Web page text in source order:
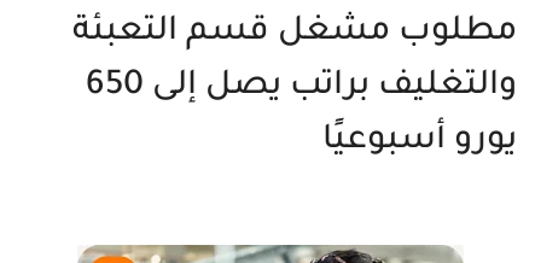
مطلوب مشغل قسم التعبئة
والتغليف براتب يصل إلى 650
يورو أسبوعيًا